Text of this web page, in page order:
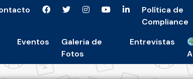
Política de
Compliance
Eventos
Galeria de
Fotos
Entrevistas